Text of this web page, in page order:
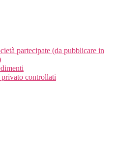
partecipate (da pubblicare in
controllati